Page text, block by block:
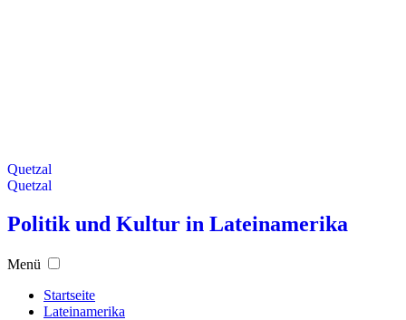
Quetzal
Quetzal
Politik und Kultur in Lateinamerika
Menü
Startseite
Lateinamerika